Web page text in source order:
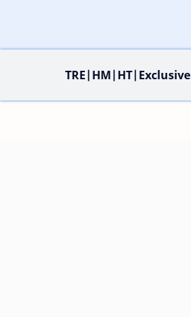
TRE|HM|HT|Exclusive